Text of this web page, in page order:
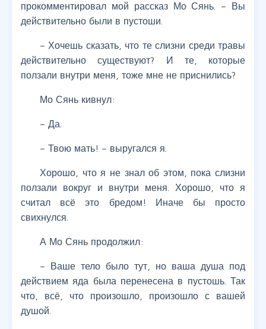
прокомментировал мой рассказ Мо Сянь. – Вы
действительно были в пустоши.
– Хочешь сказать, что те слизни среди травы
действительно существуют? И те, которые
ползали внутри меня, тоже мне не приснились?
Мо Сянь кивнул:
– Да.
– Твою мать! – выругался я.
Хорошо, что я не знал об этом, пока слизни
ползали вокруг и внутри меня. Хорошо, что я
считал всё это бредом! Иначе бы просто
свихнулся.
А Мо Сянь продолжил:
– Ваше тело было тут, но ваша душа под
действием яда была перенесена в пустошь. Так
что, всё, что произошло, произошло с вашей
душой.